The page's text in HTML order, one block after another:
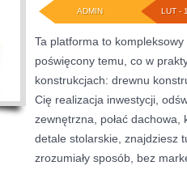
LUT -
ADMIN
Ta platforma to
poświęcony temu, co w
konstrukcjach: drewnu
Cię realizacja inwestycji,
zewnętrzna, połać
detale stolarskie, znajdziesz
zrozumiały sposób, bez